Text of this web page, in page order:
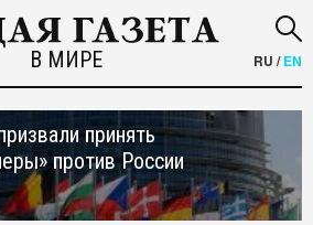
В МИРЕ RU /EN
принять
против России